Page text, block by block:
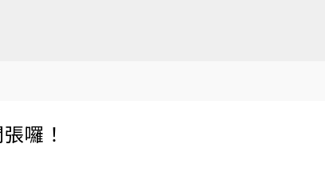
囉！